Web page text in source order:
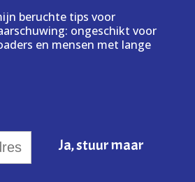
beruchte tips voor
ongeschikt voor
en mensen met lange